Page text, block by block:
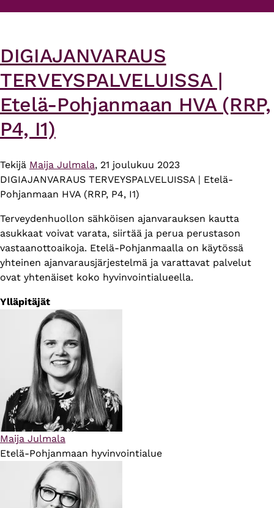
DIGIAJANVARAUS
TERVEYSPALVELUISSA |
Etelä-Pohjanmaan HVA (RRP,
P4, I1)
Tekijä Maija Julmala, 21 joulukuu 2023
DIGIAJANVARAUS TERVEYSPALVELUISSA | Etelä-
Pohjanmaan HVA (RRP, P4, I1)
Terveydenhuollon sähköisen ajanvarauksen kautta
asukkaat voivat varata, siirtää ja perua perustason
vastaanottoaikoja. Etelä-Pohjanmaalla on käytössä
yhteinen ajanvarausjärjestelmä ja varattavat palvelut
ovat yhtenäiset koko hyvinvointialueella.
Ylläpitäjät
Maija Julmala
Etelä-Pohjanmaan hyvinvointialue